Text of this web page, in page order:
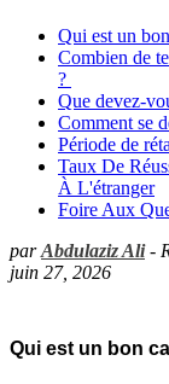
Qui est un
Combien de
?
Que devez-
Comment se
Période de
Taux De
À L'étranger
Foire Aux
parAbdulaziz Ali-
juin 27, 2026
Qui est un bon